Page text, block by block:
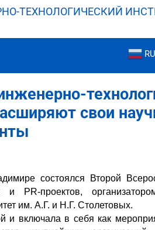
ТЕХНОЛОГИЧЕСКИЙ
свои
состоялся Второй
PR-проектов,
им. А.Г. и Н.Г. Столетовых.
включала в себя как